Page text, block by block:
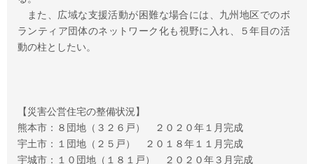
また、広域な支援活動が困難な場合には、九州地区でのボ
ランティア団体のネットワーク化も視野に入れ、５年目の活
動の柱としたい。
【災害公営住宅の整備状況】
熊本市：８団地（３２６戸） ２０２０年１月完成
宇土市：１団地（２５戸） ２０１８年１１月完成
宇城市：１０団地（１８１戸） ２０２０年３月完成